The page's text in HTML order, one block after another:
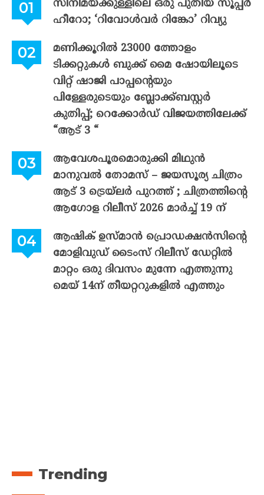
സിനിമയ്ക്കുള്ളിലെ ഒരു പുതിയ സൂപ്പർ
ഹീറോ; ‘റിവോൾവർ റിങ്കോ’ റിവ്യു
മണിക്കൂറിൽ 23000 ത്തോളം
ടിക്കറ്റുകൾ ബുക്ക് മൈ ഷോയിലൂടെ
വിറ്റ് ഷാജി പാപ്പന്റെയും
പിള്ളേരുടെയും ബ്ലോക്ക്ബസ്റ്റർ
കുതിപ്പ്; റെക്കോർഡ് വിജയത്തിലേക്ക്
“ആട് 3 “
ആവേശപൂരമൊരുക്കി മിഥുൻ
മാനുവൽ തോമസ് – ജയസൂര്യ ചിത്രം
ആട് 3 ട്രെയ്‌ലർ പുറത്ത് ; ചിത്രത്തിന്റെ
ആഗോള റിലീസ് 2026 മാർച്ച് 19 ന്
ആഷിക് ഉസ്മാൻ പ്രൊഡക്ഷൻസിന്റെ
മോളിവുഡ് ടൈംസ് റിലീസ് ഡേറ്റിൽ
മാറ്റം ഒരു ദിവസം മുന്നേ എത്തുന്നു
മെയ് 14ന് തീയറ്ററുകളിൽ എത്തും
Trending